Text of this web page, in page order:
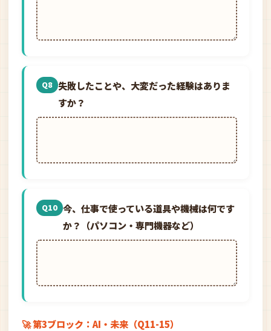
Q8 失敗したことや、大変だった経験はありま
すか？
Q10 今、仕事で使っている道具や機械は何です
か？（パソコン・専門機器など）
🚀 第3ブロック：AI・未来（Q11-15）